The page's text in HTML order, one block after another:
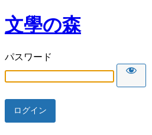
文學の森
パスワード